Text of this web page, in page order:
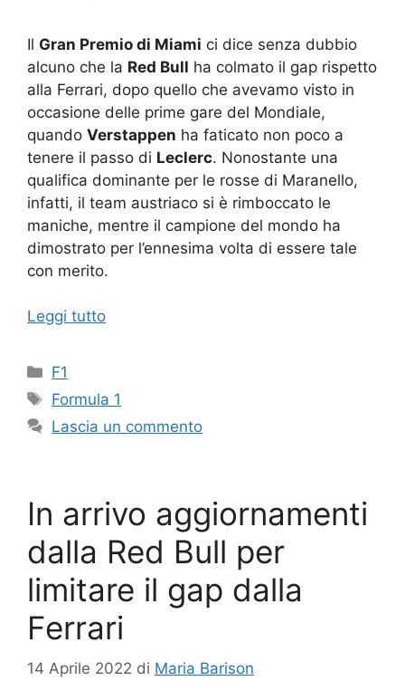
Il Gran Premio di Miami ci dice senza dubbio
alcuno che la Red Bull ha colmato il gap rispetto
alla Ferrari, dopo quello che avevamo visto in
occasione delle prime gare del Mondiale,
quando Verstappen ha faticato non poco a
tenere il passo di Leclerc. Nonostante una
qualifica dominante per le rosse di Maranello,
infatti, il team austriaco si è rimboccato le
maniche, mentre il campione del mondo ha
dimostrato per l’ennesima volta di essere tale
con merito.
Leggi tutto
Categorie
F1
Tag
Formula 1
Lascia un commento
In arrivo aggiornamenti
dalla Red Bull per
limitare il gap dalla
Ferrari
14 Aprile 2022 di Maria Barison